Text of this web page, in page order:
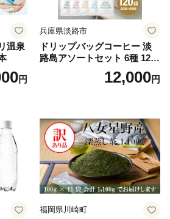
温泉
円
兵庫県淡路市
ドリップバッグコーヒー 淡
路島アソートセット 6種 120
袋 飲み比べ コーヒー
12,000円
福岡県川崎町